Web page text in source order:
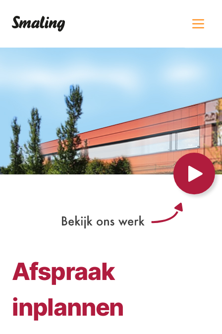
Afspraak
inplannen